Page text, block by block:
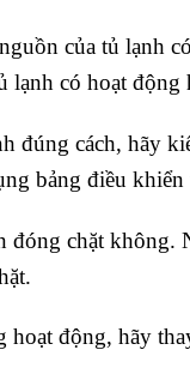
của tủ lạnh
lạnh có hoạt động
đúng cách, hãy
bảng điều khiển
đóng chặt
động, hãy